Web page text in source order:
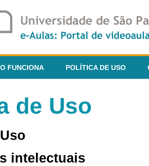
FUNCIONA POLÍTICA DE USO
de Uso
intelectuais